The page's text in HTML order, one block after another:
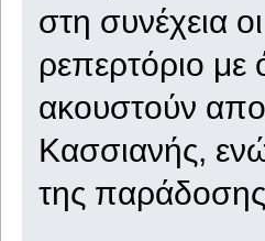
στη συνέχεια
ρεπερτόριο με
ακουστούν
Κασσιανής,
της